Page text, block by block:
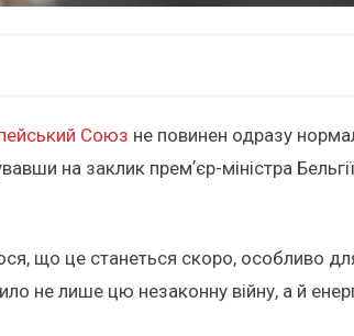
Союз не повинен одразу
на заклик премʼєр-міністра
що це станеться скоро, особливо
не лише цю незаконну війну, а й